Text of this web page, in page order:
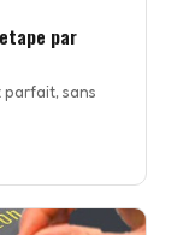
par
parfait, sans